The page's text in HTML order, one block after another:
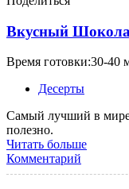
Вкусный
Время готовки:30-40
Десерты
Самый лучший в
полезно.
Читать больше
Комментарий